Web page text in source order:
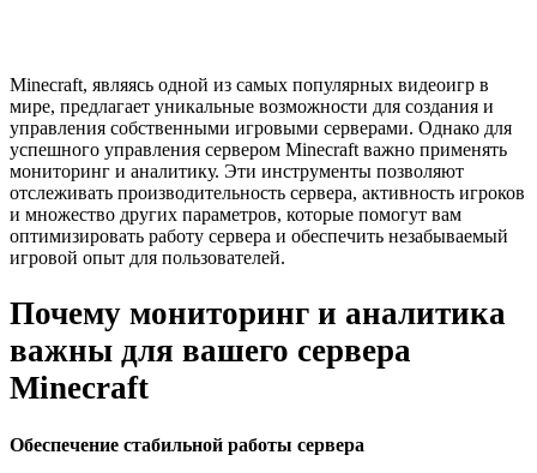
Minecraft, являясь одной из самых популярных видеоигр в
мире, предлагает уникальные возможности для создания и
управления собственными игровыми серверами. Однако для
успешного управления сервером Minecraft важно применять
мониторинг и аналитику. Эти инструменты позволяют
отслеживать производительность сервера, активность игроков
и множество других параметров, которые помогут вам
оптимизировать работу сервера и обеспечить незабываемый
игровой опыт для пользователей.
Почему мониторинг и аналитика
важны для вашего сервера
Minecraft
Обеспечение стабильной работы сервера